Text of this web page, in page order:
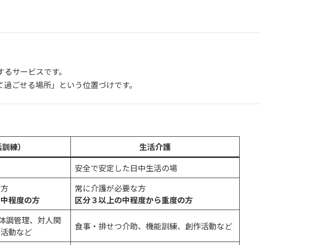
サービスです。
ごせる場所」という位置づけです。
練） 生活介護
安全で安定した日中生活の場
程度の方
常に介護が必要な方
区分３以上の中程度から重度の方
調管理、対人関
動など
食事・排せつ介助、機能訓練、創作活動など